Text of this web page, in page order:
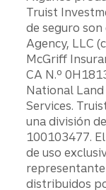
Truist
de seguro
Agency, LLC
McGriff
CA N.º
National Land
Services.
una división
100103477.
de uso
distribuidos